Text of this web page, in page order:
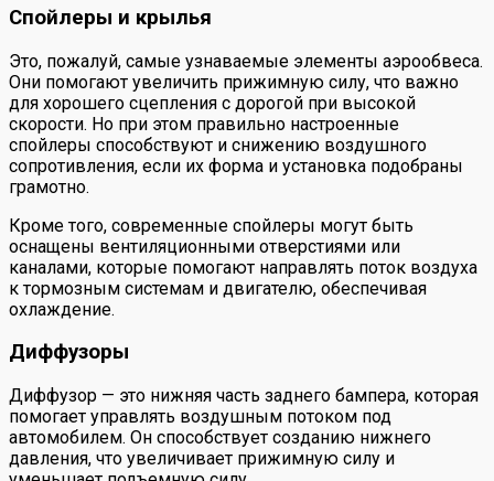
Спойлеры и крылья
Это, пожалуй, самые узнаваемые элементы аэрообвеса.
Они помогают увеличить прижимную силу, что важно
для хорошего сцепления с дорогой при высокой
скорости. Но при этом правильно настроенные
спойлеры способствуют и снижению воздушного
сопротивления, если их форма и установка подобраны
грамотно.
Кроме того, современные спойлеры могут быть
оснащены вентиляционными отверстиями или
каналами, которые помогают направлять поток воздуха
к тормозным системам и двигателю, обеспечивая
охлаждение.
Диффузоры
Диффузор — это нижняя часть заднего бампера, которая
помогает управлять воздушным потоком под
автомобилем. Он способствует созданию нижнего
давления, что увеличивает прижимную силу и